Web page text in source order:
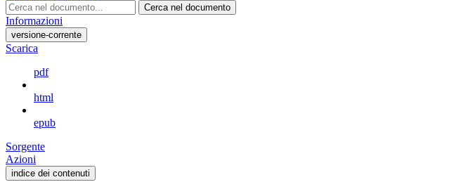
Cerca nel documento
Informazioni
versione-corrente
Scarica
pdf
html
epub
Sorgente
Azioni
indice dei contenuti